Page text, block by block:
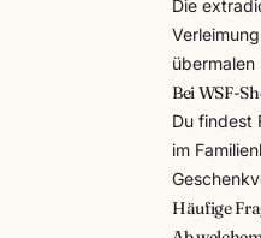
Die
Bei WSF-
Du findest
im
Häufige